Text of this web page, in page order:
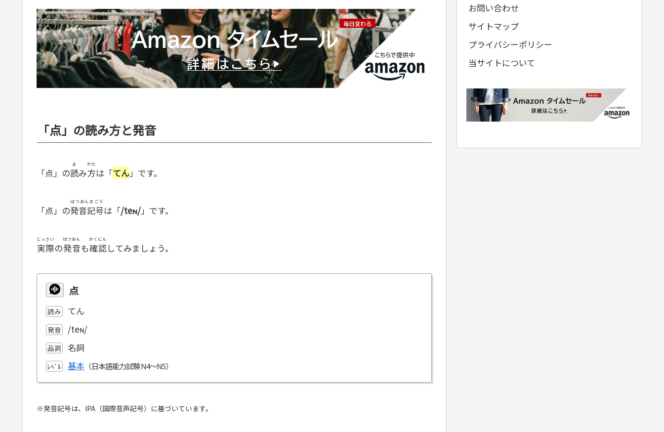
「点」の読み方と発音
「点」の読
よ
み方
かた
は「てん」です。
「点」の発音記号
はつおんきごう
は「/teɴ/」です。
実際
じっさい
の発音
はつおん
も確認
かくにん
してみましょう。
点
読み てん
発音 /teɴ/
品詞 名詞
ﾚﾍﾞﾙ 基本
※発音記号は、IPA（国際音声記号）に基づいています。
お問い合わせ
サイトマップ
プライバシーポリシー
当サイトについて